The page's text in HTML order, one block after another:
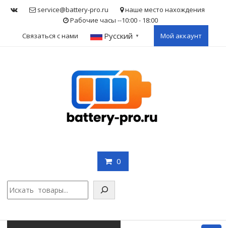
service@battery-pro.ru
наше место нахождения
Рабочие часы --10:00 - 18:00
Связаться с нами
Русский ▼ Мой аккаунт
0